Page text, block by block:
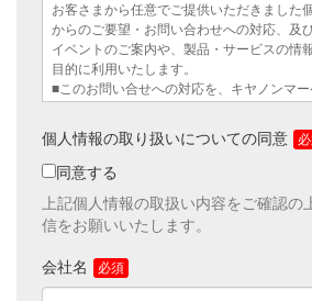
お客さまから任意でご提供いただきました
からのご要望・お問い合わせへの対応、及
イベントのご案内や、製品・サービスの情
目的に利用いたします。
■このお問い合せへの対応を、キヤノンマ
報を弊社のグループ企業に提供する場合が
了承ください。
■お客さまの個人情報は適切な安全対策のも
しません。キヤノンマーケティングジャパ
の取り扱いに関する詳細につきましては、
■必要な個人情報をご提供いただけない場合
個人情報の取り扱いについての同意
同意する
上記個人情報の取扱い内容をご確認の
信をお願いいたします。
会社名